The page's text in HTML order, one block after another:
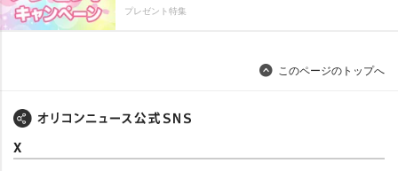
プレゼント特集
このページのトップへ
X